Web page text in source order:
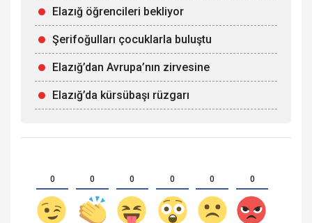
Elazığ öğrencileri bekliyor
Şerifoğulları çocuklarla buluştu
Elazığ’dan Avrupa’nın zirvesine
Elazığ’da kürsübaşı rüzgarı
0 0 0 0 0 0